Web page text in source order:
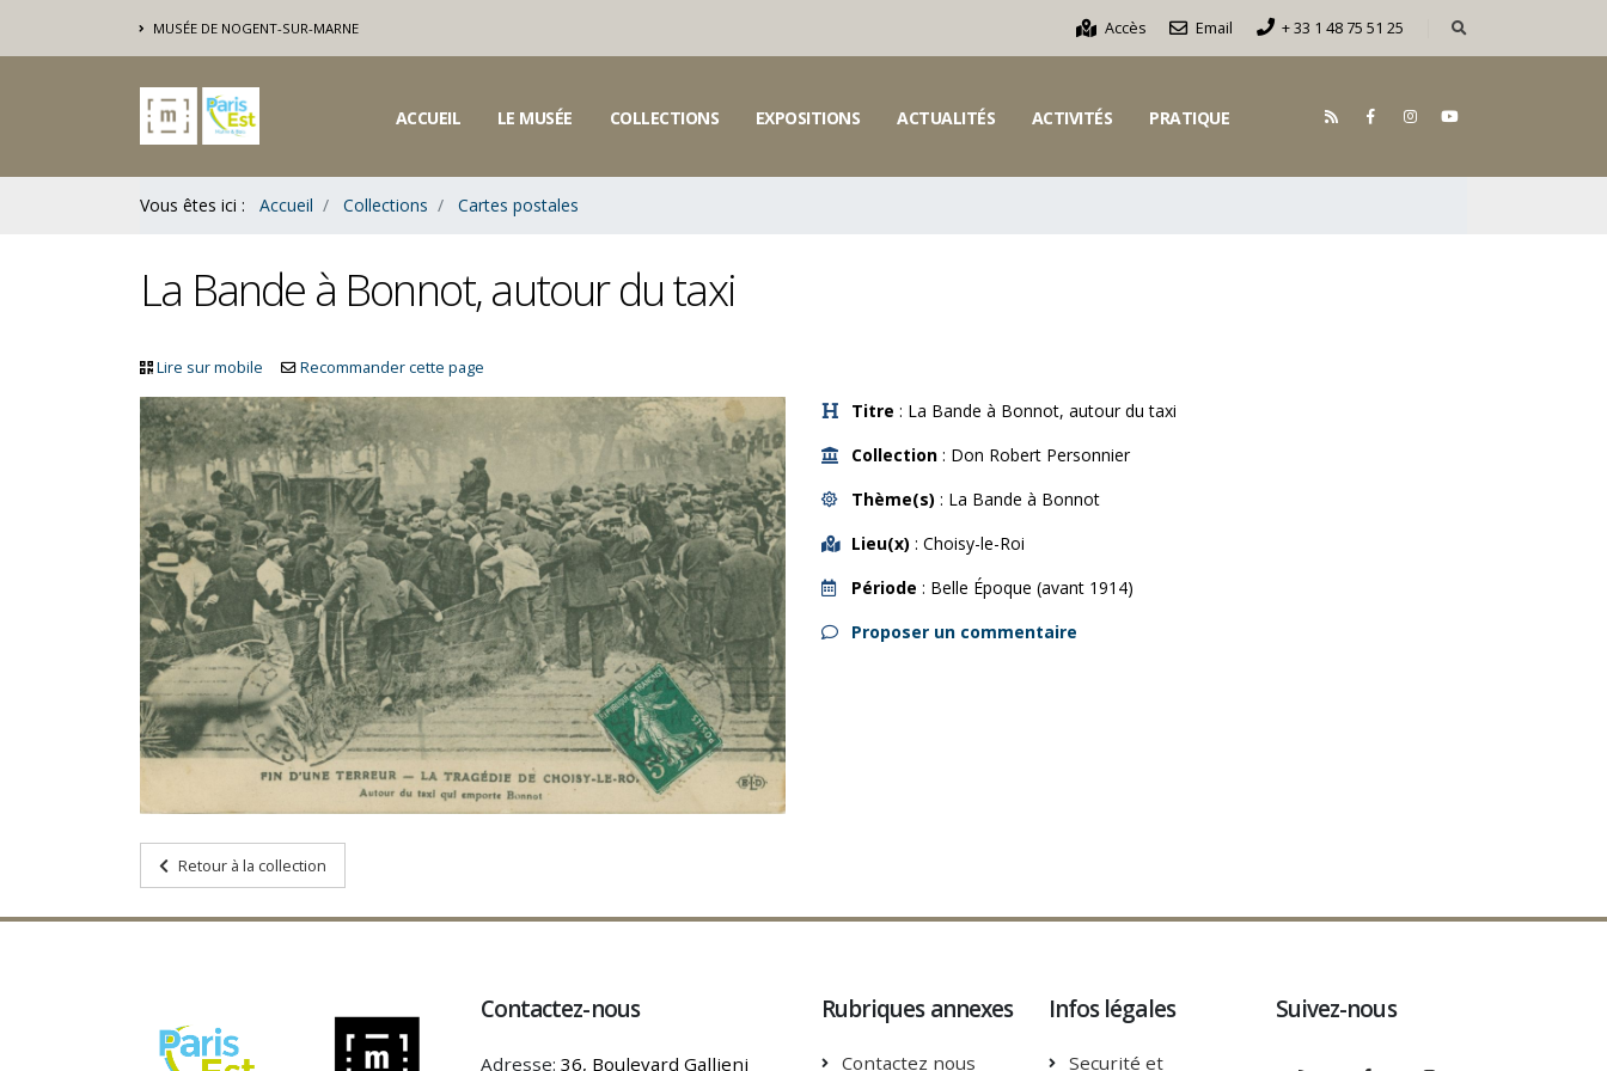
MUSÉE DE NOGENT-SUR-MARNE Accès Email + 33 1 48 75 51 25
ACCUEIL LE MUSÉE COLLECTIONS EXPOSITIONS ACTUALITÉS ACTIVITÉS PRATIQUE
Vous êtes ici : Accueil Collections Cartes postales
La Bande à Bonnot, autour du taxi
Lire sur mobile Recommander cette page
Titre : La Bande à Bonnot, autour du taxi
Collection : Don Robert Personnier
Thème(s) : La Bande à Bonnot
Lieu(x) : Choisy-le-Roi
Période : Belle Époque (avant 1914)
Proposer un commentaire
Retour à la collection
Contactez-nous
Adresse: 36, Boulevard Gallieni
Rubriques annexes
Contactez nous
Infos légales
Securité et
Suivez-nous